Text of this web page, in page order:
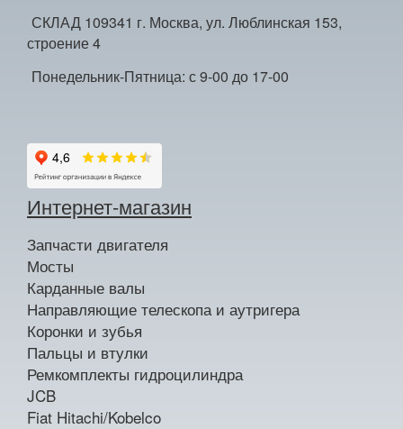
СКЛАД 109341 г. Москва, ул. Люблинская 153,
строение 4
Понедельник-Пятница: с 9-00 до 17-00
Интернет-магазин
Запчасти двигателя
Мосты
Карданные валы
Направляющие телескопа и аутригера
Коронки и зубья
Пальцы и втулки
Ремкомплекты гидроцилиндра
JCB
Fiat Hitachi/Kobelco